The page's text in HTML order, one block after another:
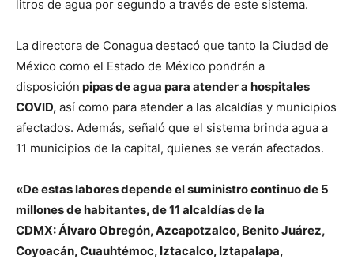
litros de agua por segundo a través de este sistema.
La directora de Conagua destacó que tanto la Ciudad de
México como el Estado de México pondrán a
disposición pipas de agua para atender a hospitales
COVID, así como para atender a las alcaldías y municipios
afectados. Además, señaló que el sistema brinda agua a
11 municipios de la capital, quienes se verán afectados.
«De estas labores depende el suministro continuo de 5
millones de habitantes, de 11 alcaldías de la
CDMX: Álvaro Obregón, Azcapotzalco, Benito Juárez,
Coyoacán, Cuauhtémoc, Iztacalco, Iztapalapa,